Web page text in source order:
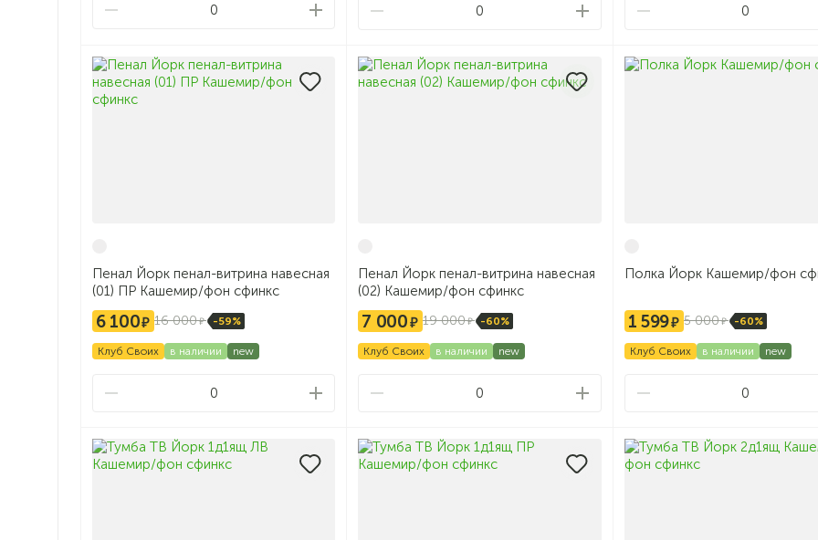
0 0 0
Пенал Йорк пенал-витрина навесная
(01) ПР Кашемир/фон сфинкс
6 100 16 000 -59%
Клуб Своих в наличии new
0
Пенал Йорк пенал-витрина навесная
(02) Кашемир/фон сфинкс
7 000 19 000 -60%
Клуб Своих в наличии new
0
Полка Йорк Кашемир/фон
1 599 5 000 -60%
Клуб Своих в наличии new
0